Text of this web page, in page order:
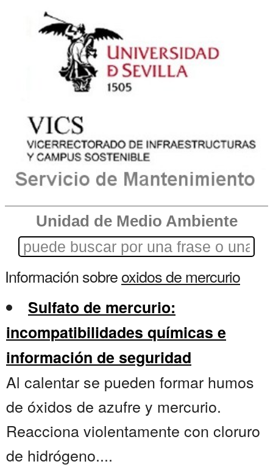
Unidad de Medio Ambiente
Información sobreoxidos de mercurio
Sulfato de mercurio:
incompatibilidades químicas e
información de seguridad
Al calentar se pueden formar humos
de óxidos de azufre y mercurio.
Reacciona violentamente con cloruro
de hidrógeno....